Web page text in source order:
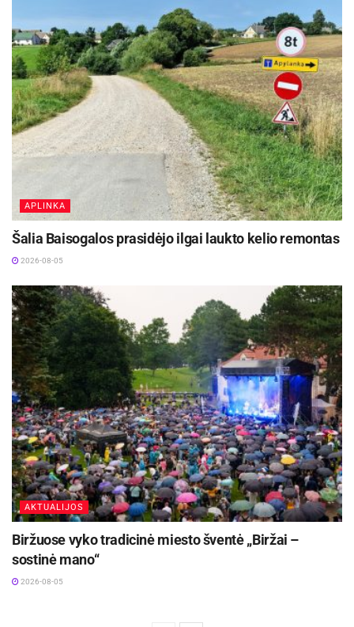
APLINKA
Šalia Baisogalos prasidėjo ilgai laukto kelio remontas
2026-08-05
AKTUALIJOS
Biržuose vyko tradicinė miesto šventė „Biržai –
sostinė mano“
2026-08-05